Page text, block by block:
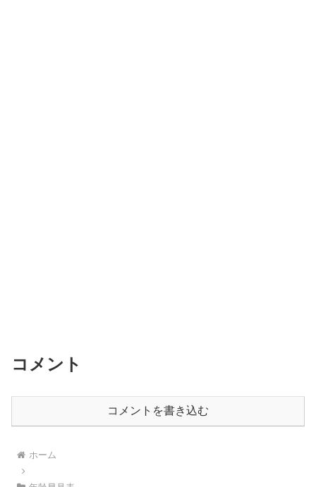
コメント
コメントを書き込む
ホーム